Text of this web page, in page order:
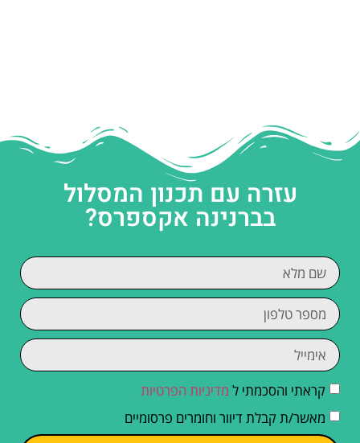
עזרה עם תכנון המסלול
בברנינה אקספרס?
קראתי והסכמתי ל מדיניות הפרטיות
מאשר/ת קבלת דיוור וחומרים פרסומיים